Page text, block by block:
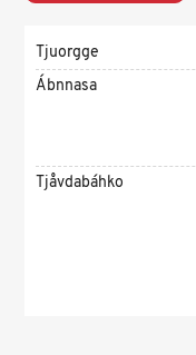
Tjuorgge
Ábnnasa
Tjåvdabáhko